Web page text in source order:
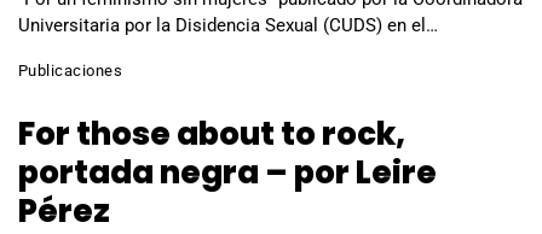
Universitaria por la Disidencia Sexual (CUDS) en el…
Publicaciones
For those about to rock,
portada negra – por Leire
Pérez